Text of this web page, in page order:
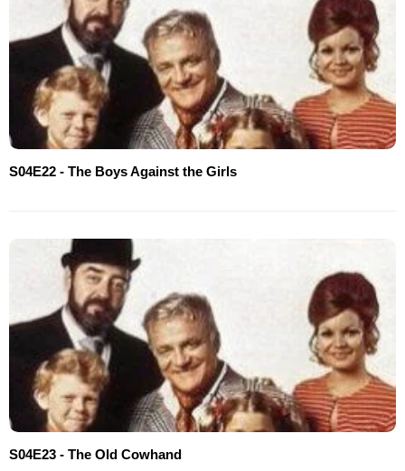
S04E22 - The Boys Against the Girls
S04E23 - The Old Cowhand